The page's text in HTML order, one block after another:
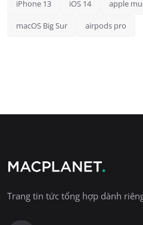
iPhone 13 iOS 14 apple
macOS Big Sur airpods pro
Trang tin tức tổng hợp dành